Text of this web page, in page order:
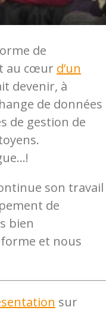
de
au cœur d’un
devenir, à
de données
de gestion de
son travail
de
bien
et nous
sur